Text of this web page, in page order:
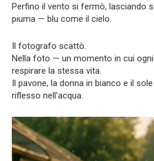
Perfino il vento si fermò, lasciando
piuma — blu come il cielo.
Il fotografo scattò.
Nella foto — un momento in cui
respirare la stessa vita.
Il pavone, la donna in bianco e il
riflesso nell’acqua.